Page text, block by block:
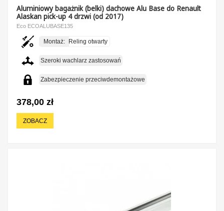
Aluminiowy bagażnik (belki) dachowe Alu Base do Renault
Alaskan pick-up 4 drzwi (od 2017)
Eco ECOALUBASE135
Montaż: Reling otwarty
Szeroki wachlarz zastosowań
Zabezpieczenie przeciwdemontażowe
378,00 zł
ZOBACZ